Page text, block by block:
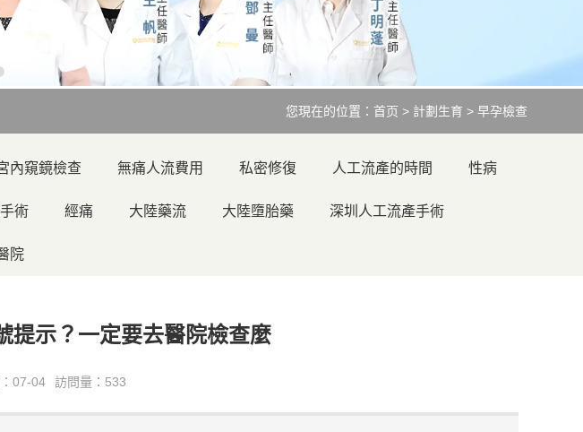
您現在的位置： 首页 > 計劃生育 > 早孕檢查
內窺鏡檢查 無痛人流費用 私密修復 人工流產的時間 性病
術 經痛 大陸藥流 大陸墮胎藥 深圳人工流產手術
院
提示？一定要去醫院檢查麼
07-04 訪問量：533